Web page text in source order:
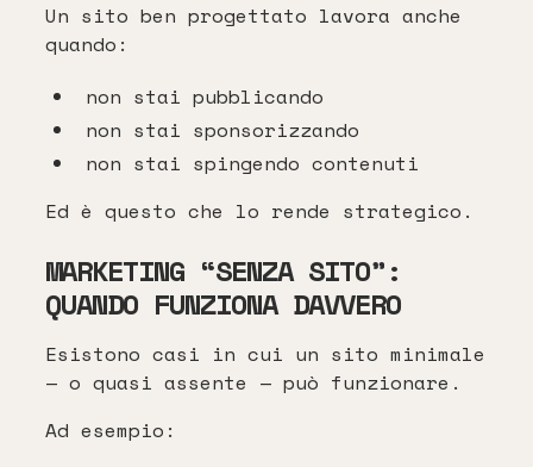
Un sito ben progettato lavora anche
quando:
non stai pubblicando
non stai sponsorizzando
non stai spingendo contenuti
Ed è questo che lo rende strategico.
MARKETING “SENZA SITO”:
QUANDO FUNZIONA DAVVERO
Esistono casi in cui un sito minimale
— o quasi assente — può funzionare.
Ad esempio: